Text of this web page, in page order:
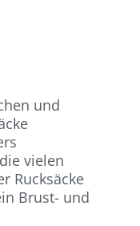
und
vielen
Rucksäcke
Brust- und